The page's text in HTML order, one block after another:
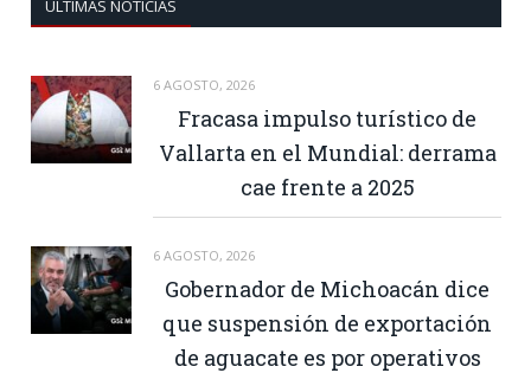
ULTIMAS NOTICIAS
6 AGOSTO, 2026
Fracasa impulso turístico de
Vallarta en el Mundial: derrama
cae frente a 2025
6 AGOSTO, 2026
Gobernador de Michoacán dice
que suspensión de exportación
de aguacate es por operativos